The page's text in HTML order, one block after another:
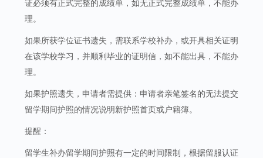
证必须有正式完整的成绩单，如无正式完整成绩单，不能办
理。
如果所获学位证书遗失，需联系学校补办，或开具相关证明
在该学校学习，并顺利毕业的证明信，如不能出具，不能办
理。
如果护照遗失，申请者需提供：申请者亲笔签名的无法提交
留学期间护照的情况说明新护照首页或户籍簿。
提醒：
留学生补办留学期间护照有一定的时间限制，根据留服认证